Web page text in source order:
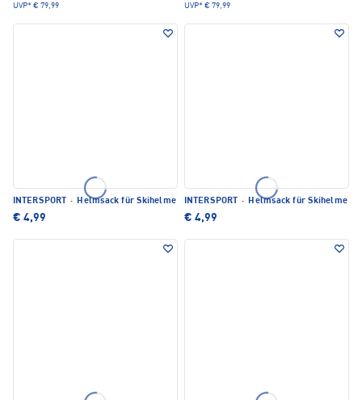
UVP* € 79,99 UVP* € 79,99
INTERSPORT · Helmsack für Skihelme
€ 4,99
INTERSPORT · Helmsack für Skihelme
€ 4,99